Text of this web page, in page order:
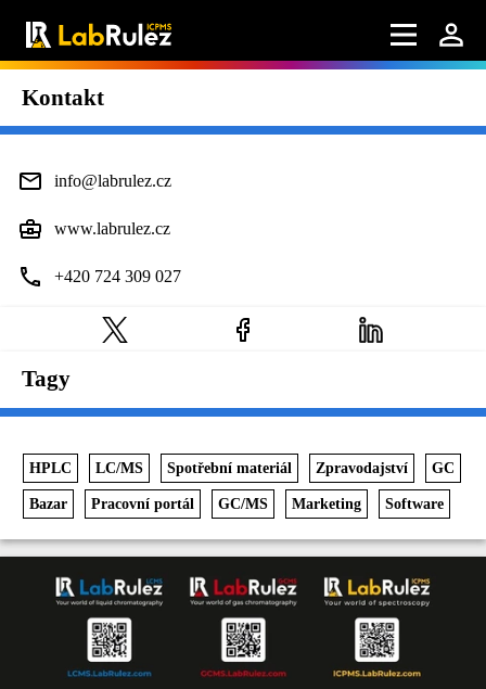
Kontakt
info@labrulez.cz
www.labrulez.cz
+420 724 309 027
Tagy
HPLC LC/MS Spotřební materiál Zpravodajství GC
Bazar Pracovní portál GC/MS Marketing Software